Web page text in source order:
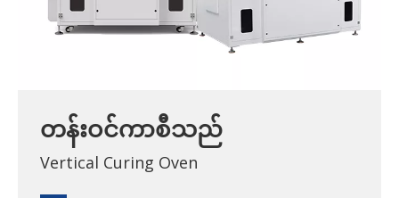
တန်းဝင်ကာစီသည်
Vertical Curing Oven